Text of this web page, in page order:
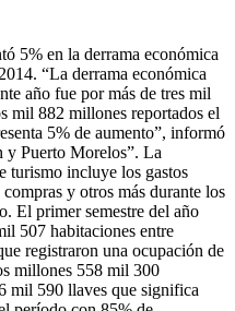
5% en la derrama económica
“La derrama económica
año fue por más de tres mil
mil 882 millones reportados el
5% de aumento”, informó
y Puerto Morelos”. La
turismo incluye los gastos
y otros más durante los
El primer semestre del año
507 habitaciones entre
registraron una ocupación de
millones 558 mil 300
mil 590 llaves que significa